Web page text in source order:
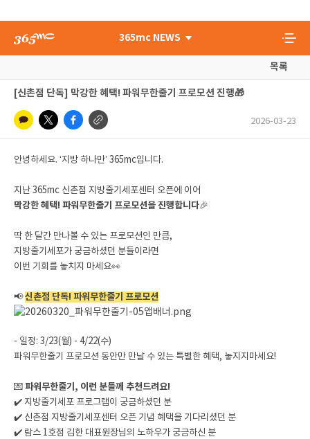
365mc NEWS
목록
[신촌점 단독] 막강한 혜택! 파워무한줄기 프로모션 진행🎁
2026-03-23
안녕하세요. ‘지방 하나만’ 365mc입니다.
지난 365mc 신촌점 지방줄기세포센터 오픈에 이어
막강한 혜택! 파워무한줄기 프로모션을 진행합니다🎉
딱 한 달간 만나볼 수 있는 프로모션인 만큼,
지방줄기세포가 궁금하셨던 분들이라면
이번 기회를 놓치지 마세요👀
📢신촌점 단독! 파워무한줄기 프로모션
- 일정: 3/23(월) - 4/22(수)
파워무한줄기 프로모션 동안만 만날 수 있는 특별한 혜택, 놓지지마세요!
💌 파워무한줄기, 이런 분들께 추천드려요!
✔️ 지방줄기세포 프로그램이 궁금하셨던 분
✔️ 신촌점 지방줄기세포센터 오픈 기념 혜택을 기다리셨던 분
✔️ 람스 1호점 김한 대표원장님의 노하우가 궁금하신 분